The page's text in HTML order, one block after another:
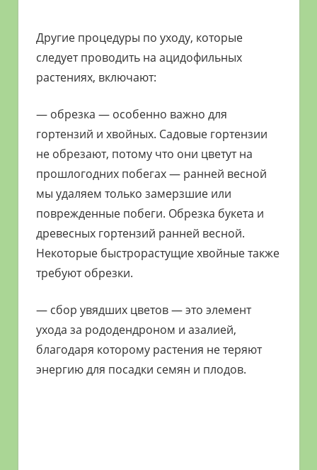
Другие процедуры по уходу, которые
следует проводить на ацидофильных
растениях, включают:
— обрезка — особенно важно для
гортензий и хвойных. Садовые гортензии
не обрезают, потому что они цветут на
прошлогодних побегах — ранней весной
мы удаляем только замерзшие или
поврежденные побеги. Обрезка букета и
древесных гортензий ранней весной.
Некоторые быстрорастущие хвойные также
требуют обрезки.
— сбор увядших цветов — это элемент
ухода за рододендроном и азалией,
благодаря которому растения не теряют
энергию для посадки семян и плодов.